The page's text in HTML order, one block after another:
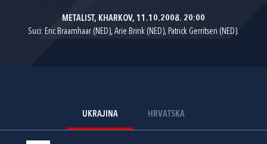
METALIST, KHARKOV, 11.10.2008. 20:00
Suci: Eric Braamhaar (NED), Arie Brink (NED), Patrick Gerritsen (NED).
UKRAJINA HRVATSKA